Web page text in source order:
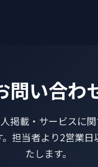
問い合わ
掲載・サービスに
担当者より2営業日
たします。